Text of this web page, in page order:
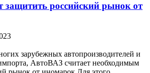
защитить российский рынок от
зарубежных автопроизводителей и
АвтоВАЗ считает необходимым